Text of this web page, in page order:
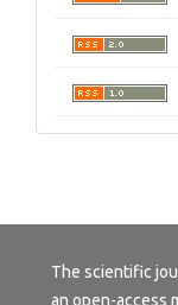
The scientific
an open-access